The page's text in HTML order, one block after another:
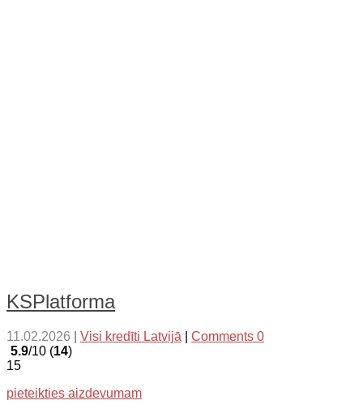
KSPlatforma
11.02.2026 Visi kredīti Latvijā
Comments 0
5.9/10 (14)
15
pieteikties aizdevumam